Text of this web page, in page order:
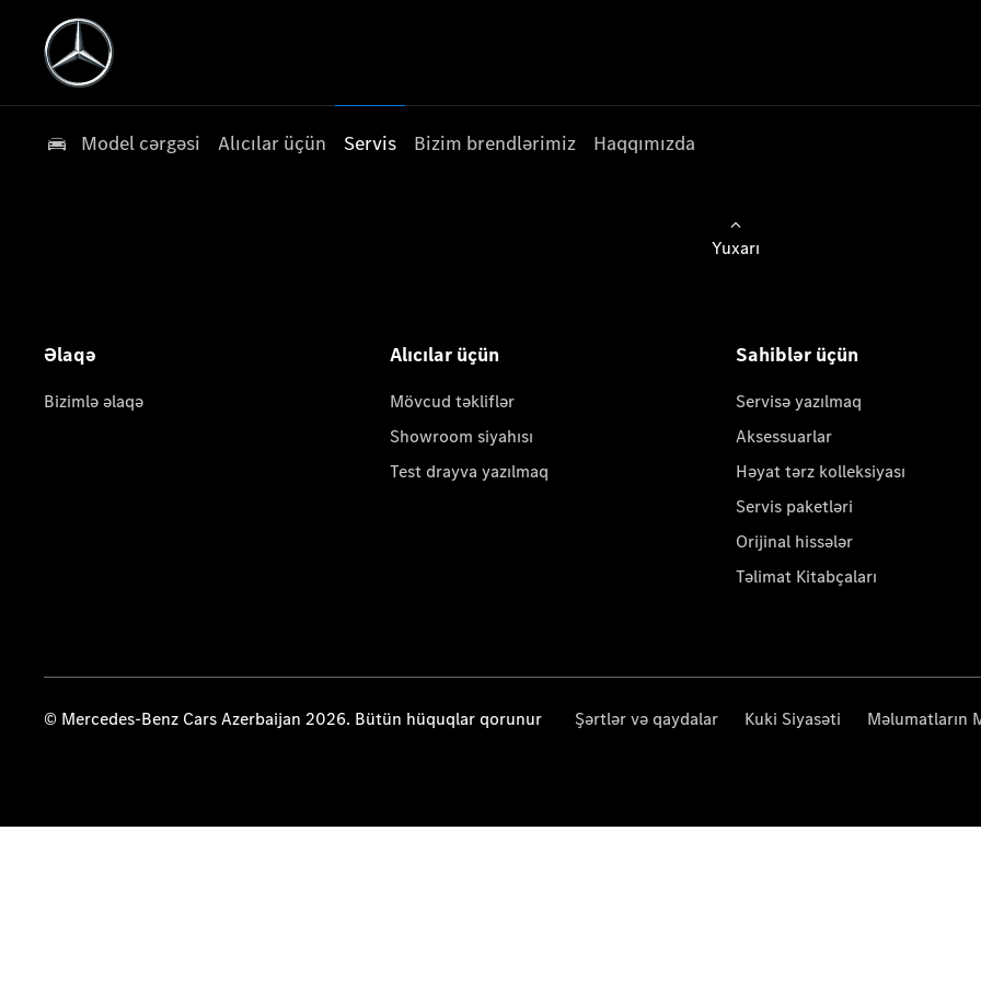
Model cərgəsi Alıcılar üçün Servis Bizim brendlərimiz Haqqımızda
Yuxarı
Əlaqə
Bizimlə əlaqə
Alıcılar üçün
Mövcud təkliflər
Showroom siyahısı
Test drayva yazılmaq
Sahiblər üçün
Servisə yazılmaq
Aksessuarlar
Həyat tərz kolleksiyası
Servis paketləri
Orijinal hissələr
Təlimat Kitabçaları
© Mercedes-Benz Cars Azerbaijan 2026. Bütün hüquqlar qorunur Şərtlər və qaydalar Kuki Siyasəti Məlumatların